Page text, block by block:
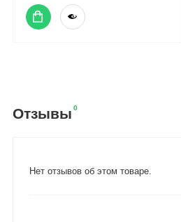
Отзывы 0
Нет отзывов об этом товаре.